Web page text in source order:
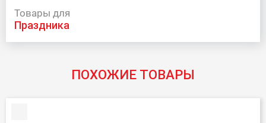
Товары для
праздника
ПОХОЖИЕ ТОВАРЫ